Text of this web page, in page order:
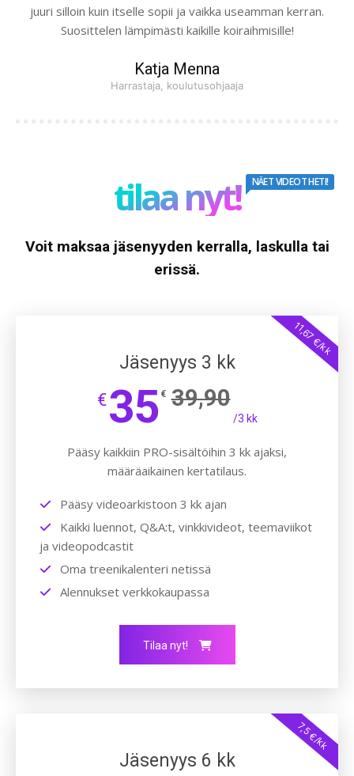
juuri silloin kuin itselle sopii ja vaikka useamman kerran.
Suosittelen lämpimästi kaikille koiraihmisille!
Katja Menna
Harrastaja, koulutusohjaaja
tilaa nyt! NÄET VIDEOT HETI!
Voit maksaa jäsenyyden kerralla, laskulla tai
erissä.
11,67 €/kk
Jäsenyys 3 kk
€35 € 39,90
/3 kk
Pääsy kaikkiin PRO-sisältöihin 3 kk ajaksi,
määräaikainen kertatilaus.
Pääsy videoarkistoon 3 kk ajan
Kaikki luennot, Q&A:t, vinkkivideot, teemaviikot
ja videopodcastit
Oma treenikalenteri netissä
Alennukset verkkokaupassa
Tilaa nyt!
7,5 €/kk
Jäsenyys 6 kk